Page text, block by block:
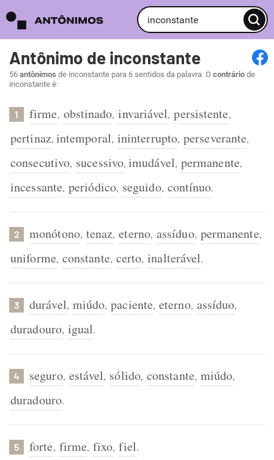
Antônimo de inconstante
56 antônimos de inconstante para 6 sentidos da palavra. O contrário de
inconstante é:
1 firme, obstinado, invariável, persistente,
pertinaz, intemporal, ininterrupto, perseverante,
consecutivo, sucessivo,imudável, permanente,
incessante, periódico, seguido, contínuo.
2 monótono, tenaz, eterno, assíduo, permanente,
uniforme, constante, certo, inalterável.
3 durável, miúdo, paciente, eterno, assíduo,
duradouro, igual.
4 seguro, estável, sólido, constante, miúdo,
duradouro.
5 forte, firme, fixo, fiel.